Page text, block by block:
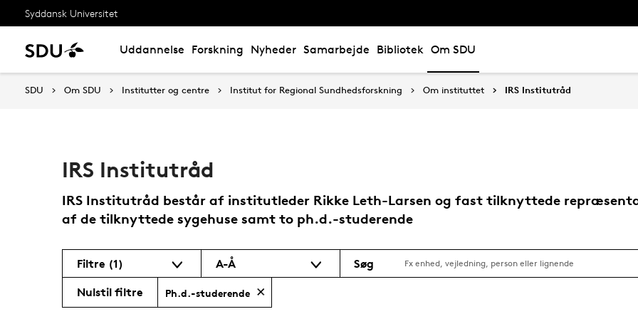
Syddansk Universitet
Uddannelse Forskning Nyheder Samarbejde Bibliotek Om SDU
SDU Om SDU Institutter og centre Institut for Regional Sundhedsforskning Om instituttet IRS Institutråd
IRS Institutråd
IRS Institutråd består af institutleder Rikke Leth-Larsen og fast tilknyttede
af de tilknyttede sygehuse samt to ph.d.-studerende
Filtre (1) A-Å Søg
Nulstil filtre Ph.d.-studerende